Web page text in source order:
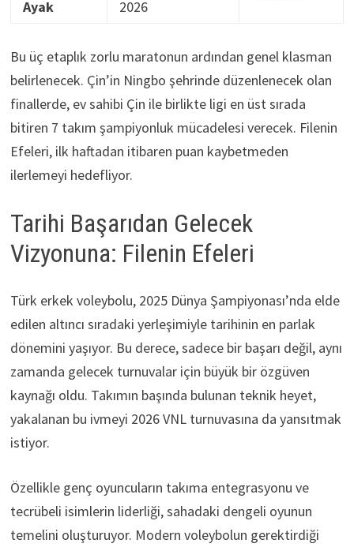
Ayak
2026
Bu üç etaplık zorlu maratonun ardından genel klasman
belirlenecek. Çin’in Ningbo şehrinde düzenlenecek olan
finallerde, ev sahibi Çin ile birlikte ligi en üst sırada
bitiren 7 takım şampiyonluk mücadelesi verecek. Filenin
Efeleri, ilk haftadan itibaren puan kaybetmeden
ilerlemeyi hedefliyor.
Tarihi Başarıdan Gelecek
Vizyonuna: Filenin Efeleri
Türk erkek voleybolu, 2025 Dünya Şampiyonası’nda elde
edilen altıncı sıradaki yerleşimiyle tarihinin en parlak
dönemini yaşıyor. Bu derece, sadece bir başarı değil, aynı
zamanda gelecek turnuvalar için büyük bir özgüven
kaynağı oldu. Takımın başında bulunan teknik heyet,
yakalanan bu ivmeyi 2026 VNL turnuvasına da yansıtmak
istiyor.
Özellikle genç oyuncuların takıma entegrasyonu ve
tecrübeli isimlerin liderliği, sahadaki dengeli oyunun
temelini oluşturuyor. Modern voleybolun gerektirdiği